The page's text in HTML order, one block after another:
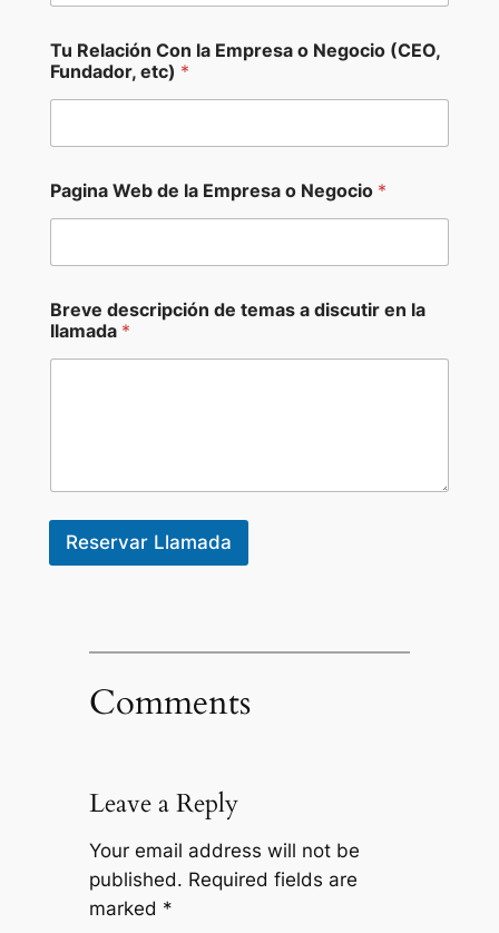
Tu Relación Con la Empresa o Negocio (CEO,
Fundador, etc) *
N
u
o
d
e
Pagina Web de la Empresa o Negocio *
Breve descripción de temas a discutir en la
llamada *
Reservar Llamada
Comments
Leave a Reply
Your email address will not be
published. Required fields are
marked *